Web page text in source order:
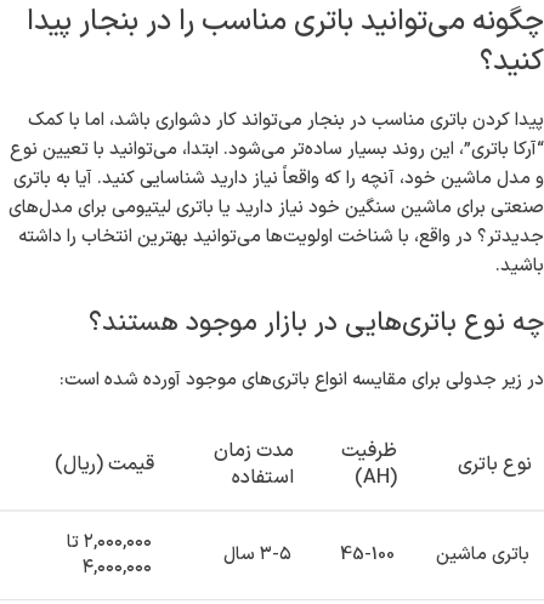
است. همچنین، با توجه به استفاده گسترده از باتری‌های مختلف مانند
باتری موتورسیکلت، باتری صنعتی و باتری لیتیومی، “آرکا باتری” به شما
کمک می‌کند تا گزینه‌ای متناسب با نیازهای خود بیابید.
مزایای باتری‌های عمده ماشین در بنجار چه
هستند؟
انتخاب باتری مناسب می‌تواند تاثیر قابل توجهی بر کارایی خودرو داشته
باشد. در زیر، تعدادی از مزایای باتری‌های عمده ماشین در بنجار آورده
عملکرد بهتر و طول عمر بالاتر
قیمت مناسب‌تر به دلیل خرید عمده
امکان دسترسی آسان به خدمات پس از فروش
چگونه می‌توانید باتری مناسب را در بنجار پیدا
پیدا کردن باتری مناسب در بنجار می‌تواند کار دشواری باشد، اما با کمک